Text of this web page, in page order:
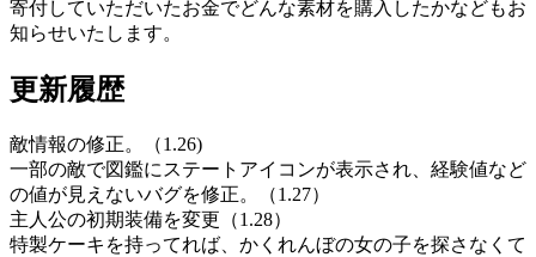
寄付していただいたお金でどんな素材を購入したかなどもお
知らせいたします。
更新履歴
敵情報の修正。（1.26)
一部の敵で図鑑にステートアイコンが表示され、経験値など
の値が見えないバグを修正。（1.27）
主人公の初期装備を変更（1.28）
特製ケーキを持ってれば、かくれんぼの女の子を探さなくて